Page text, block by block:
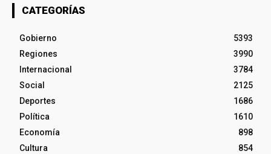
CATEGORÍAS
Gobierno
5393
Regiones
3990
Internacional
3784
Social
2125
Deportes
1686
Política
1610
Economía
898
Cultura
854